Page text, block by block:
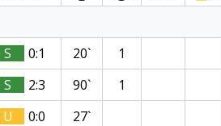
S 0:1 20` 1
S 2:3 90` 1
U 0:0 27`